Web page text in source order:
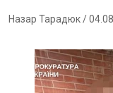
Назар Тарадюк/